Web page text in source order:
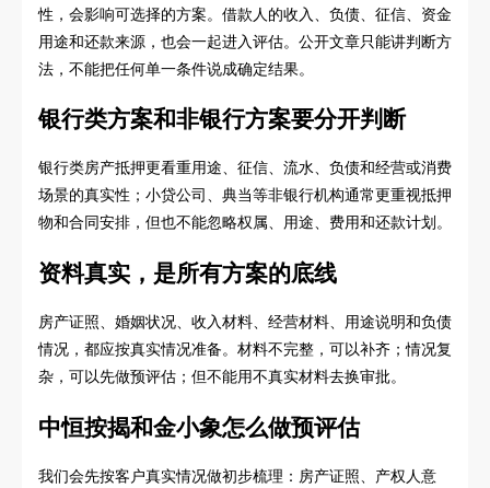
性，会影响可选择的方案。借款人的收入、负债、征信、资金
用途和还款来源，也会一起进入评估。公开文章只能讲判断方
法，不能把任何单一条件说成确定结果。
银行类方案和非银行方案要分开判断
银行类房产抵押更看重用途、征信、流水、负债和经营或消费
场景的真实性；小贷公司、典当等非银行机构通常更重视抵押
物和合同安排，但也不能忽略权属、用途、费用和还款计划。
资料真实，是所有方案的底线
房产证照、婚姻状况、收入材料、经营材料、用途说明和负债
情况，都应按真实情况准备。材料不完整，可以补齐；情况复
杂，可以先做预评估；但不能用不真实材料去换审批。
中恒按揭和金小象怎么做预评估
我们会先按客户真实情况做初步梳理：房产证照、产权人意